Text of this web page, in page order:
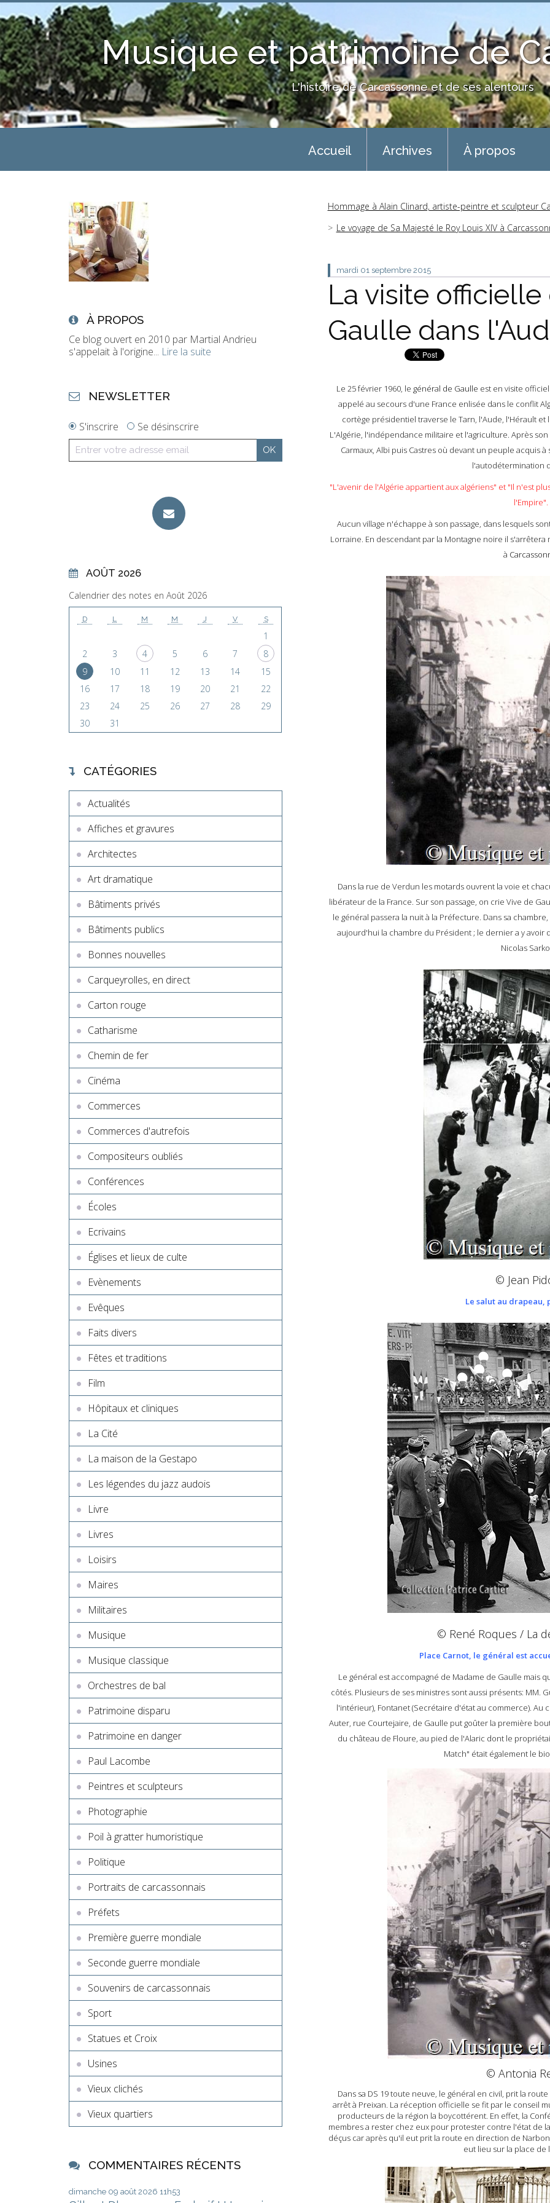
Musique et patrimoine de
L'histoire de Carcassonne et de ses alentours
Accueil Archives À propos
À PROPOS
Ce blog ouvert en 2010 par Martial Andrieu
s'appelait à l'origine... Lire la suite
NEWSLETTER
S'inscrire Se désinscrire
AOÛT 2026
Calendrier des notes en Août 2026
D L M M J V S
1
2
3 4 5 6 7
8
9
10 11 12 13 14
15
16
17 18 19 20 21
22
23
24 25 26 27 28
29
30
31
CATÉGORIES
Actualités
Affiches et gravures
Architectes
Art dramatique
Bâtiments privés
Bâtiments publics
Bonnes nouvelles
Carqueyrolles, en direct
Carton rouge
Catharisme
Chemin de fer
Cinéma
Commerces
Commerces d'autrefois
Compositeurs oubliés
Conférences
Écoles
Ecrivains
Églises et lieux de culte
Evènements
Evêques
Faits divers
Fêtes et traditions
Film
Hôpitaux et cliniques
La Cité
La maison de la Gestapo
Les légendes du jazz audois
Livre
Livres
Loisirs
Maires
Militaires
Musique
Musique classique
Orchestres de bal
Patrimoine disparu
Patrimoine en danger
Paul Lacombe
Peintres et sculpteurs
Photographie
Poil à gratter humoristique
Politique
Portraits de carcassonnais
Préfets
Première guerre mondiale
Seconde guerre mondiale
Souvenirs de carcassonnais
Sport
Statues et Croix
Usines
Vieux clichés
Vieux quartiers
COMMENTAIRES RÉCENTS
dimanche 09 août 2026 11h53
Hommage à Alain Clinard, artiste-peintre et sculpteur
Le voyage de Sa Majesté le Roy Louis XIV à
mardi 01 septembre 2015
La visite
Gaulle dans
Le 25 février 1960, le général de Gaulle est en visite
appelé au secours d'une France enlisée dans le conflit
cortège présidentiel traverse le Tarn, l'Aude, l'Hérault
L'Algérie, l'indépendance militaire et l'agriculture. Après
Carmaux, Albi puis Castres où devant un peuple acquis
l'autodétermination
"L'avenir de l'Algérie appartient aux algériens" et "Il n'est
l'Empire".
Aucun village n'échappe à son passage, dans lesquels
Lorraine. En descendant par la Montagne noire il
à
Dans la rue de Verdun les motards ouvrent la voie et
libérateur de la France. Sur son passage, on crie Vive de
le général passera la nuit à la Préfecture. Dans sa
aujourd'hui la chambre du Président ; le dernier a y avoir
Nicolas
© Jean
Le salut au drapeau,
© René Roques / La
Place Carnot, le général est
Le général est accompagné de Madame de Gaulle mais
côtés. Plusieurs de ses ministres sont aussi présents: MM.
l'intérieur), Fontanet (Secrétaire d'état au commerce). Au
Auter, rue Courtejaire, de Gaulle put goûter la première
du château de Floure, au pied de l'Alaric dont le
Match" était également le
© Antonia
Dans sa DS 19 toute neuve, le général en civil, prit la
arrêt à Preixan. La réception officielle se fit par le conseil
producteurs de la région la boycottérent. En effet, la
membres a rester chez eux pour protester contre l'état de
déçus car après qu'il eut prit la route en direction de
eut lieu sur la place de